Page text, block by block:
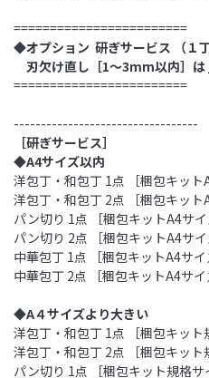
========================
◆オプション 研ぎサービス （１
刃欠け直し［1～3mm以内］は
========================
----------------------------------
［研ぎサービス］
◆A4サイズ以内
洋包丁・和包丁 1点 ［梱包キット
洋包丁・和包丁 2点 ［梱包キット
パン切り 1点 ［梱包キットA4サ
パン切り 2点 ［梱包キットA4サ
中華包丁 1点 ［梱包キットA4サ
中華包丁 2点 ［梱包キットA4サ
◆A４サイズより大きい
洋包丁・和包丁 1点 ［梱包キッ
洋包丁・和包丁 2点 ［梱包キッ
パン切り 1点 ［梱包キット規格